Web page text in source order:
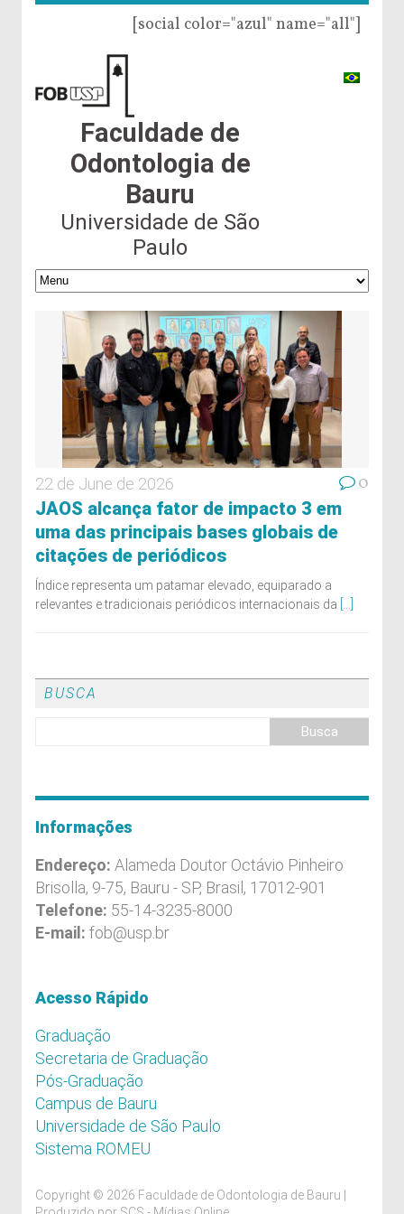
[social color="azul" name="all"]
Faculdade de
Odontologia de
Bauru
Universidade de São
Paulo
22 de June de 2026 0
JAOS alcança fator de impacto 3 em
uma das principais bases globais de
citações de periódicos
Índice representa um patamar elevado, equiparado a
relevantes e tradicionais periódicos internacionais da
BUSCA
Informações
Endereço: Alameda Doutor Octávio Pinheiro
Brisolla, 9-75, Bauru - SP, Brasil, 17012-901
Telefone: 55-14-3235-8000
E-mail: fob@usp.br
Acesso Rápido
Graduação
Secretaria de Graduação
Pós-Graduação
Campus de Bauru
Universidade de São Paulo
Sistema ROMEU
Copyright © 2026 Faculdade de Odontologia de Bauru |